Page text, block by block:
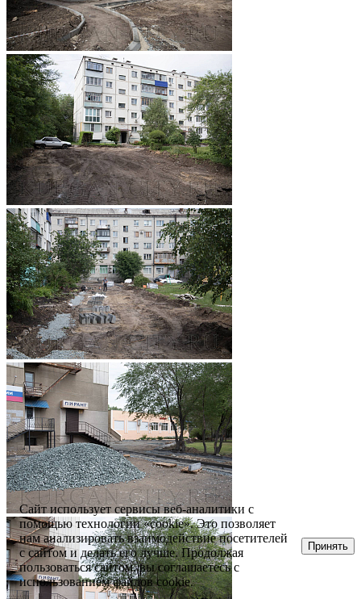
Сайт использует сервисы веб-аналитики с
помощью технологии «cookie». Это позволяет
нам анализировать взаимодействие посетителей
с сайтом и делать его лучше. Продолжая
пользоваться сайтом, вы соглашаетесь с
использованием файлов cookie.
Принять